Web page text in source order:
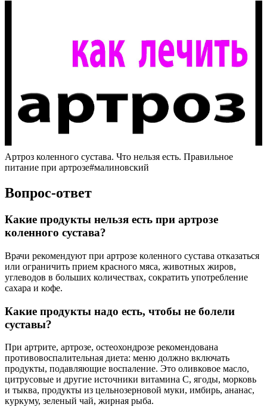
Артроз коленного сустава. Что нельзя есть. Правильное
питание при артрозе#малиновский
Вопрос-ответ
Какие продукты нельзя есть при артрозе
коленного сустава?
Врачи рекомендуют при артрозе коленного сустава отказаться
или ограничить прием красного мяса, животных жиров,
углеводов в больших количествах, сократить употребление
сахара и кофе.
Какие продукты надо есть, чтобы не болели
суставы?
При артрите, артрозе, остеохондрозе рекомендована
противовоспалительная диета: меню должно включать
продукты, подавляющие воспаление. Это оливковое масло,
цитрусовые и другие источники витамина С, ягоды, морковь
и тыква, продукты из цельнозерновой муки, имбирь, ананас,
куркуму, зеленый чай, жирная рыба.